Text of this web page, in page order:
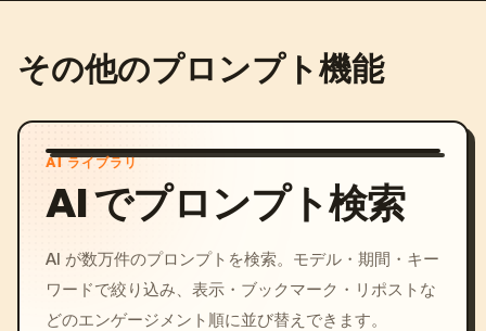
その他のプロンプト機能
AI ライブラリ
AI でプロンプト検索
AI が数万件のプロンプトを検索。モデル・期間・キー
ワードで絞り込み、表示・ブックマーク・リポストな
どのエンゲージメント順に並び替えできます。